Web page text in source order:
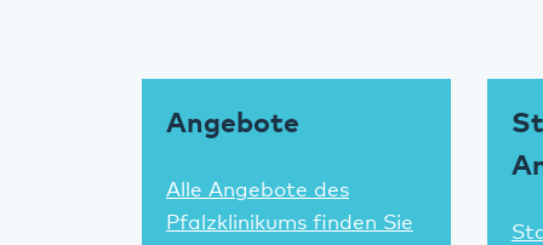
Angebote
Alle Angebote des
Pfalzklinikums finden Sie